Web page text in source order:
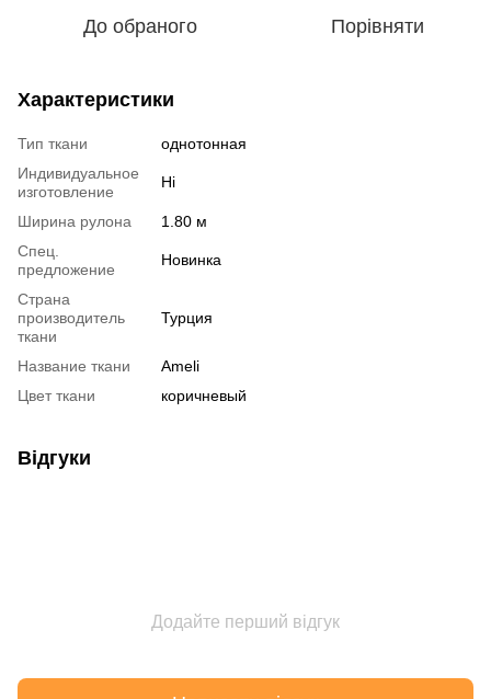
До обраного Порівняти
Характеристики
Тип ткани
однотонная
Индивидуальное
изготовление
Ні
Ширина рулона
1.80 м
Спец.
предложение
Новинка
Страна
производитель
ткани
Турция
Название ткани
Ameli
Цвет ткани
коричневый
Відгуки
Додайте перший відгук